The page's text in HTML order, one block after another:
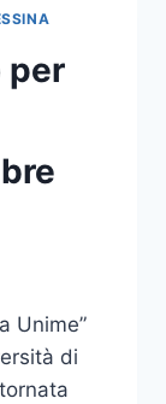
per
Unime”
di